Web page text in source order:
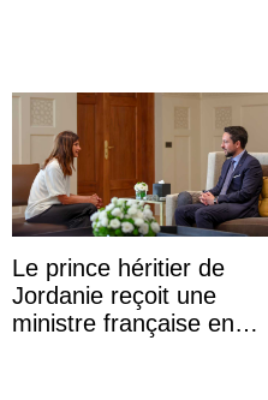
Le prince héritier de
Jordanie reçoit une
ministre française en